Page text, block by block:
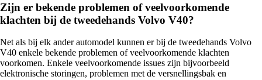
Zijn er bekende problemen of veelvoorkomende
klachten bij de tweedehands Volvo V40?
Net als bij elk ander automodel kunnen er bij de tweedehands Volvo
V40 enkele bekende problemen of veelvoorkomende klachten
voorkomen. Enkele veelvoorkomende issues zijn bijvoorbeeld
elektronische storingen, problemen met de versnellingsbak en